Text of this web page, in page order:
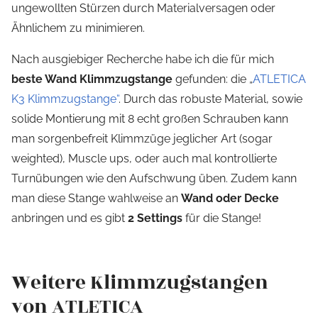
ungewollten Stürzen durch Materialversagen oder
Ähnlichem zu minimieren.
Nach ausgiebiger Recherche habe ich die für mich
beste Wand Klimmzugstange gefunden: die „ATLETICA
K3 Klimmzugstange“. Durch das robuste Material, sowie
solide Montierung mit 8 echt großen Schrauben kann
man sorgenbefreit Klimmzüge jeglicher Art (sogar
weighted), Muscle ups, oder auch mal kontrollierte
Turnübungen wie den Aufschwung üben. Zudem kann
man diese Stange wahlweise an Wand oder Decke
anbringen und es gibt 2 Settings für die Stange!
Weitere Klimmzugstangen
von ATLETICA